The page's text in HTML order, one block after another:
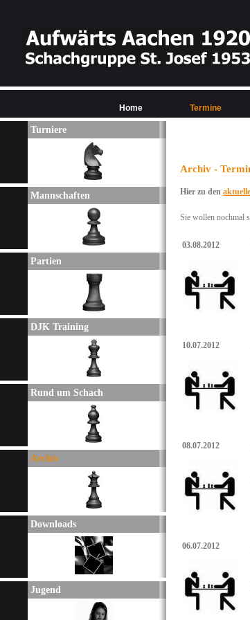
Turniere
Mannschaften
Partien
DJK Training
Rund um Schach
Archiv
Downloads
Jugend
Archiv -
Hier zu den
Sie wollen nochmal
03.08.2012
10.07.2012
08.07.2012
06.07.2012
Home Termine